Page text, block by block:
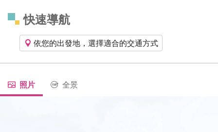
快速導航
依您的出發地，選擇適合的交通方式
照片 全景